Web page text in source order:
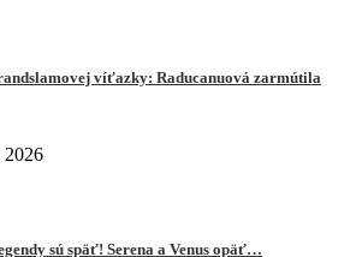
víťazky: Raducanuová zarmútila
2026
sú späť! Serena a Venus opäť…